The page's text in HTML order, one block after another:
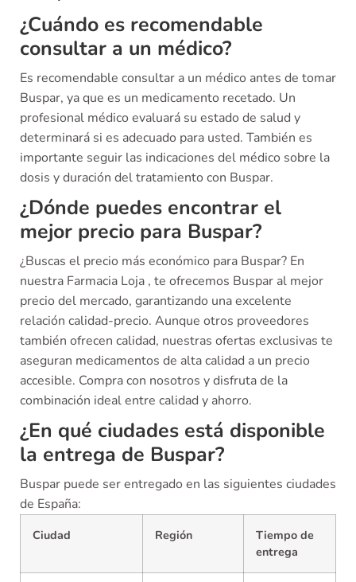
¿Cuándo es recomendable
consultar a un médico?
Es recomendable consultar a un médico antes de tomar
Buspar, ya que es un medicamento recetado. Un
profesional médico evaluará su estado de salud y
determinará si es adecuado para usted. También es
importante seguir las indicaciones del médico sobre la
dosis y duración del tratamiento con Buspar.
¿Dónde puedes encontrar el
mejor precio para Buspar?
¿Buscas el precio más económico para Buspar? En
nuestra Farmacia Loja , te ofrecemos Buspar al mejor
precio del mercado, garantizando una excelente
relación calidad-precio. Aunque otros proveedores
también ofrecen calidad, nuestras ofertas exclusivas te
aseguran medicamentos de alta calidad a un precio
accesible. Compra con nosotros y disfruta de la
combinación ideal entre calidad y ahorro.
¿En qué ciudades está disponible
la entrega de Buspar?
Buspar puede ser entregado en las siguientes ciudades
de España:
Ciudad Región
Tiempo de
entrega